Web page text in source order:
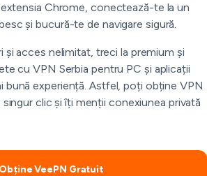
Chrome, conectează-te la un
și bucură-te de navigare sigură.
și acces nelimitat, treci la premium și
cu VPN Serbia pentru PC și aplicații
bună experiență. Astfel, poți obține VPN
clic și îți menții conexiunea privată
Obține VeePN Gratuit